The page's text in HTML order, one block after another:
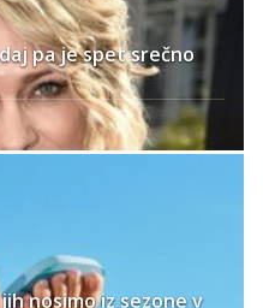
pa je spet srečno
nosimo iz sezone v